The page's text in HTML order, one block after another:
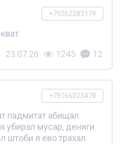
+79262283179
23.07.26 1245 12
+79166023478
падмитат абищал
убирал мусар, дениги
штоби я ево трахал